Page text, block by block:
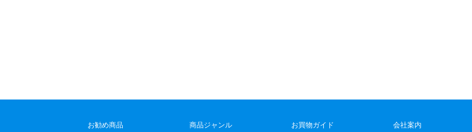
お勧め商品
商品ジャンル
お買物ガイド
会社案内